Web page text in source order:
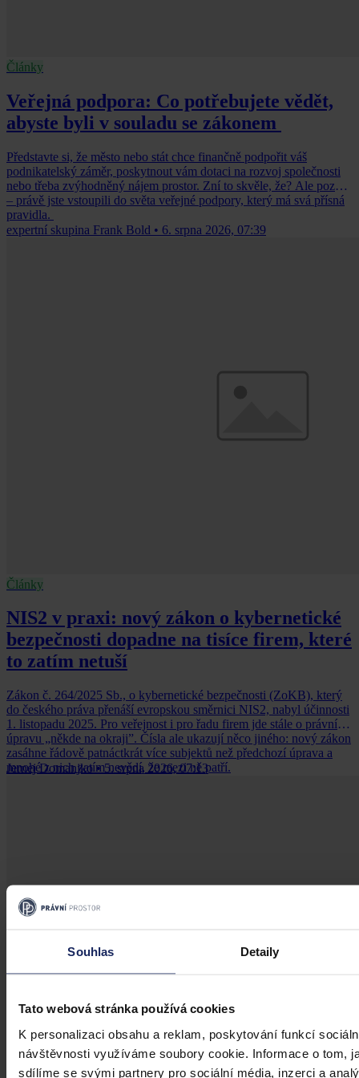
Souhlas Detaily
Tato webová stránka používá cookies
K personalizaci obsahu a reklam, poskytování funkcí
návštěvnosti využíváme soubory cookie. Informace o tom,
sdílíme se svými partnery pro sociální média, inzerci a
Články
Veřejná podpora: Co potřebujete vědět,
abyste byli v souladu se zákonem
Představte si, že město nebo stát chce finančně podpořit váš
podnikatelský záměr, poskytnout vám dotaci na rozvoj společnosti
nebo třeba zvýhodněný nájem prostor. Zní to skvěle, že? Ale pozor
– právě jste vstoupili do světa veřejné podpory, který má svá přísná
pravidla.
expertní skupina Frank Bold • 6. srpna 2026, 07:39
Články
NIS2 v praxi: nový zákon o kybernetické
bezpečnosti dopadne na tisíce firem, které
to zatím netuší
Zákon č. 264/2025 Sb., o kybernetické bezpečnosti (ZoKB), který
do českého práva přenáší evropskou směrnici NIS2, nabyl účinnosti
1. listopadu 2025. Pro veřejnost i pro řadu firem jde stále o právní
úpravu „někde na okraji”. Čísla ale ukazují něco jiného: nový zákon
zasáhne řádově patnáctkrát více subjektů než předchozí úprava a
mnohé z nich zatím nevědí, že mezi ně patří.
Jernej Domanjko • 5. srpna 2026, 07:13